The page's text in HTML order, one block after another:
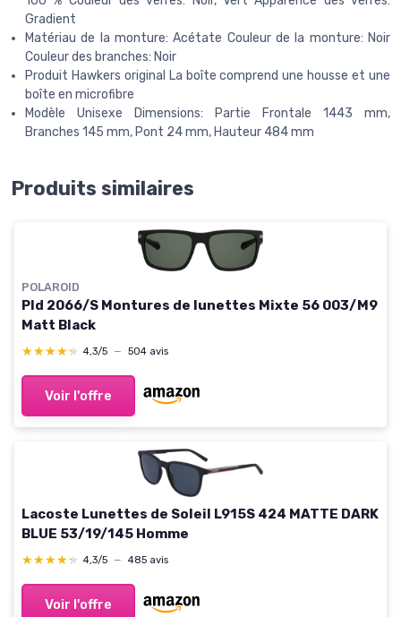
Gradient
Matériau de la monture: Acétate Couleur de la monture: Noir
Couleur des branches: Noir
Produit Hawkers original La boîte comprend une housse et une
boîte en microfibre
Modèle Unisexe Dimensions: Partie Frontale 1443 mm,
Branches 145 mm, Pont 24 mm, Hauteur 484 mm
Produits similaires
POLAROID
Pld 2066/S Montures de lunettes Mixte 56 003/M9
Matt Black
★★★★★
★★★★★ 4,3/5 — 504 avis
Voir l'offre
Lacoste Lunettes de Soleil L915S 424 MATTE DARK
BLUE 53/19/145 Homme
★★★★★
★★★★★ 4,3/5 — 485 avis
Voir l'offre